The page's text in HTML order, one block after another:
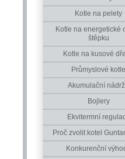
Kotle na pelety
Kotle na energetické
štěpku
Kotle na kusové
Průmyslové kotle
Akumulační
Bojlery
Ekvitermní
Proč zvolit kotel
Konkurenční